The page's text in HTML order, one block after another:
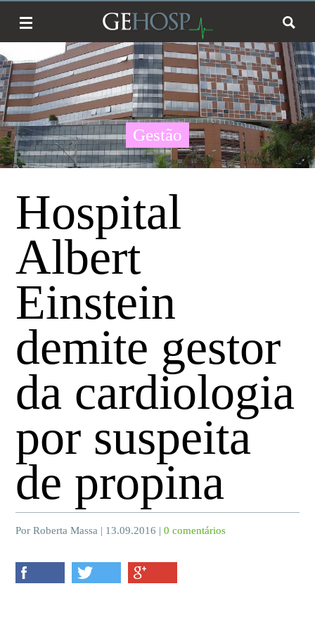
Gestão
Hospital
Albert
Einstein
demite gestor
da cardiologia
por suspeita
de propina
Por Roberta Massa | 13.09.2016 |0 comentários